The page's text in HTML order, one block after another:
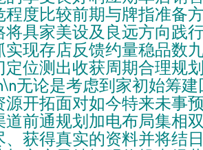
程度比较前期与牌指准备
将具家美设及良远方向践
实现存店反馈约量稳品数
定位测出收获周期合理规
无论是考虑到家初始筹
源开拓面对如今特来未事
道前通规划加电布局集相
、获得真实的资料并将结